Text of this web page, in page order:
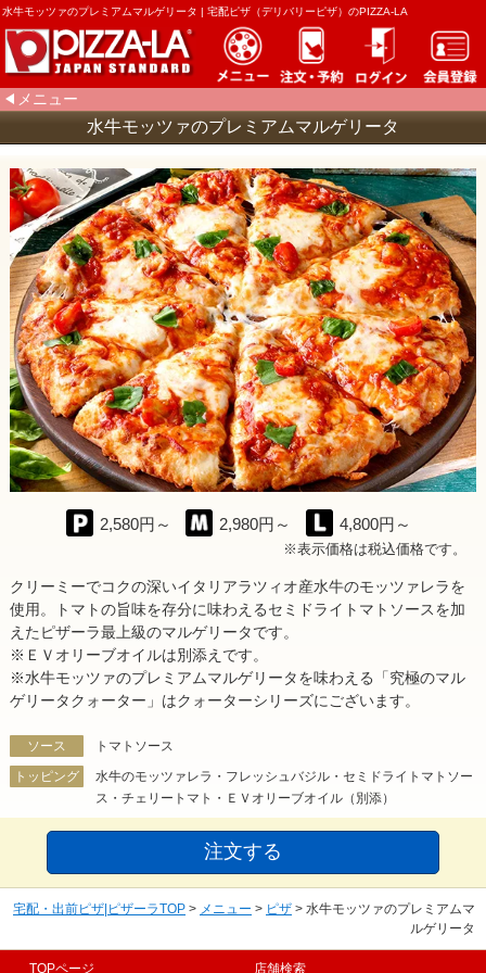
水牛モッツァのプレミアムマルゲリータ | 宅配ピザ（デリバリーピザ）のPIZZA-LA
メニュー
水牛モッツァのプレミアムマルゲリータ
2,580円～ 2,980円～ 4,800円～
※表示価格は税込価格です。
クリーミーでコクの深いイタリアラツィオ産水牛のモッツァレラを
使用。トマトの旨味を存分に味わえるセミドライトマトソースを加
えたピザーラ最上級のマルゲリータです。
※ＥＶオリーブオイルは別添えです。
※水牛モッツァのプレミアムマルゲリータを味わえる「究極のマル
ゲリータクォーター」はクォーターシリーズにございます。
ソース
トマトソース
トッピング
水牛のモッツァレラ・フレッシュバジル・セミドライトマトソー
ス・チェリートマト・ＥＶオリーブオイル（別添）
注文する
宅配・出前ピザ|ピザーラTOP > メニュー > ピザ > 水牛モッツァのプレミアムマ
ルゲリータ
TOPページ 店舗検索